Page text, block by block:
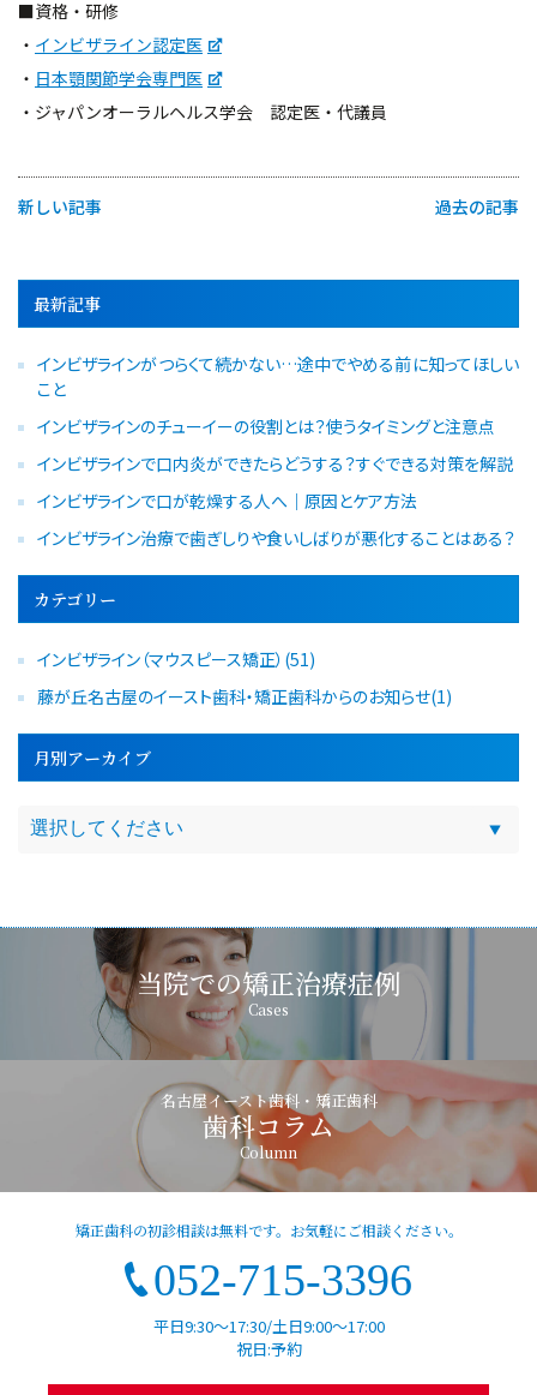
■資格・研修
・ インビザライン認定医
・ 日本顎関節学会専門医
・ジャパンオーラルヘルス学会 認定医・代議員
新しい記事 過去の記事
最新記事
インビザラインがつらくて続かない…途中でやめる前に知ってほしい
こと
インビザラインのチューイーの役割とは？使うタイミングと注意点
インビザラインで口内炎ができたらどうする？すぐできる対策を解説
インビザラインで口が乾燥する人へ｜原因とケア方法
インビザライン治療で歯ぎしりや食いしばりが悪化することはある？
カテゴリー
インビザライン（マウスピース矯正）(51)
藤が丘名古屋のイースト歯科・矯正歯科からのお知らせ(1)
月別アーカイブ
当院での矯正治療症例
Cases
名古屋イースト歯科・矯正歯科
歯科コラム
Column
矯正歯科の初診相談は無料です。お気軽にご相談ください。
052-715-3396
平日9:30～17:30/土日9:00～17:00
祝日:予約